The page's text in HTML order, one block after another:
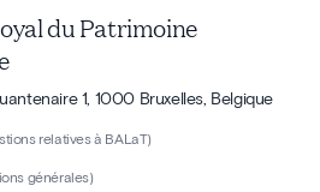
du Patrimoine
1, 1000 Bruxelles, Belgique
relatives à BALaT)
générales)